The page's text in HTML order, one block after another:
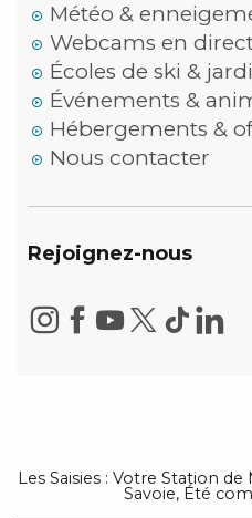
Météo &
Webcams en
Écoles de ski &
Événements &
Hébergements &
Nous contacter
Rejoignez-nous
Les Saisies : Votre Station
Savoie, Été